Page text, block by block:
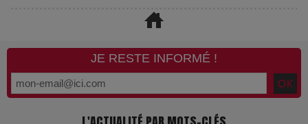
JE RESTE INFORMÉ !